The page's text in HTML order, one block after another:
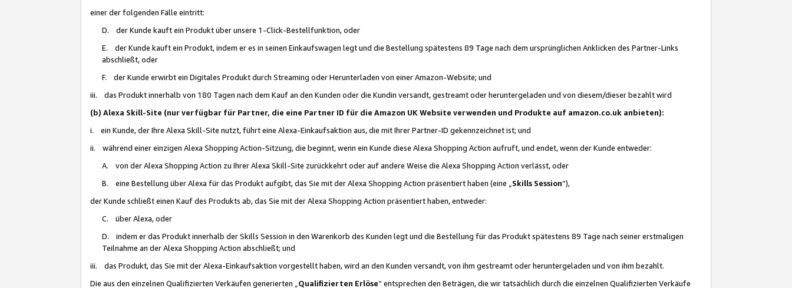
einer der folgenden Fälle eintritt:
D. der Kunde kauft ein Produkt über unsere 1-Click-Bestellfunktion, oder
E. der Kunde kauft ein Produkt, indem er es in seinen Einkaufswagen legt und die Bestellung spätestens 89 Tage nach dem ursprünglichen Anklicken des Partner-Links
abschließt, oder
F. der Kunde erwirbt ein Digitales Produkt durch Streaming oder Herunterladen von einer Amazon-Website; und
iii. das Produkt innerhalb von 180 Tagen nach dem Kauf an den Kunden oder die Kundin versandt, gestreamt oder heruntergeladen und von diesem/dieser bezahlt wird
(b) Alexa Skill-Site (nur verfügbar für Partner, die eine Partner ID für die Amazon UK Website verwenden und Produkte auf amazon.co.uk anbieten):
i. ein Kunde, der Ihre Alexa Skill-Site nutzt, führt eine Alexa-Einkaufsaktion aus, die mit Ihrer Partner-ID gekennzeichnet ist; und
ii. während einer einzigen Alexa Shopping Action-Sitzung, die beginnt, wenn ein Kunde diese Alexa Shopping Action aufruft, und endet, wenn der Kunde entweder:
A. von der Alexa Shopping Action zu Ihrer Alexa Skill-Site zurückkehrt oder auf andere Weise die Alexa Shopping Action verlässt, oder
B. eine Bestellung über Alexa für das Produkt aufgibt, das Sie mit der Alexa Shopping Action präsentiert haben (eine „ Skills Session“),
der Kunde schließt einen Kauf des Produkts ab, das Sie mit der Alexa Shopping Action präsentiert haben, entweder:
C. über Alexa, oder
D. indem er das Produkt innerhalb der Skills Session in den Warenkorb des Kunden legt und die Bestellung für das Produkt spätestens 89 Tage nach seiner erstmaligen
Teilnahme an der Alexa Shopping Action abschließt; und
iii. das Produkt, das Sie mit der Alexa-Einkaufsaktion vorgestellt haben, wird an den Kunden versandt, von ihm gestreamt oder heruntergeladen und von ihm bezahlt.
Die aus den einzelnen Qualifizierten Verkäufen generierten „ Qualifizierten Erlöse“ entsprechen den Beträgen, die wir tatsächlich durch die einzelnen Qualifizierten Verkäufe